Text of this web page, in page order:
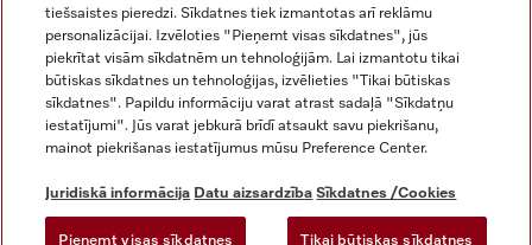
Juridiskā informācija
Vispārējie darījumu noteikumi
Datu aizsardzība
Lietošanas noteikumi
Miele paziņojums par pieejamību
Digitālo pakalpojumu likums
tiešsaistes pieredzi. Sīkdatnes tiek izmantotas arī reklāmu
personalizācijai. Izvēloties "Pieņemt visas sīkdatnes", jūs
piekrītat visām sīkdatnēm un tehnoloģijām. Lai izmantotu tikai
būtiskas sīkdatnes un tehnoloģijas, izvēlieties "Tikai būtiskas
sīkdatnes". Papildu informāciju varat atrast sadaļā "Sīkdatņu
iestatījumi". Jūs varat jebkurā brīdī atsaukt savu piekrišanu,
mainot piekrišanas iestatījumus mūsu Preference Center.
Juridiskā informācija Datu aizsardzība Sīkdatnes /Cookies
Pieņemt visas sīkdatnes Tikai būtiskas sīkdatnes